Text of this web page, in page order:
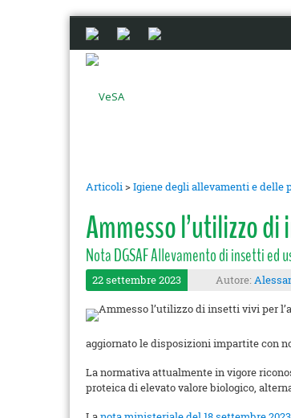
Articoli>Igiene degli allevamenti e delle
Ammesso l’utilizzo
Nota DGSAF Allevamento di insetti ed
22 settembre 2023 Autore:
aggiornato le disposizioni impartite con
La normativa attualmente in vigore
proteica di elevato valore biologico,